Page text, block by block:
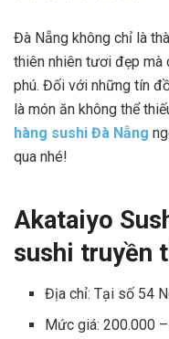
Đà Nẵng không chỉ là
thiên nhiên tươi đẹp mà
phú. Đối với những tín
là món ăn không thể
hàng sushi Đà Nẵng
qua nhé!
Akataiyo
sushi truyền
Địa chỉ: Tại số 54
Mức giá: 200.000